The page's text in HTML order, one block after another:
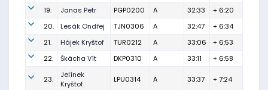
19.
Janas Petr PGP0200 A 32:33
+ 6:20
20.
Lesák Ondřej TJN0306 A 32:47
+ 6:34
21.
Hájek Kryštof TUR0212 A 33:06
+ 6:53
22.
Škácha Vít DKP0310 A 33:11 + 6:58
23.
Jelínek
Kryštof
LPU0314 A 33:37 + 7:24